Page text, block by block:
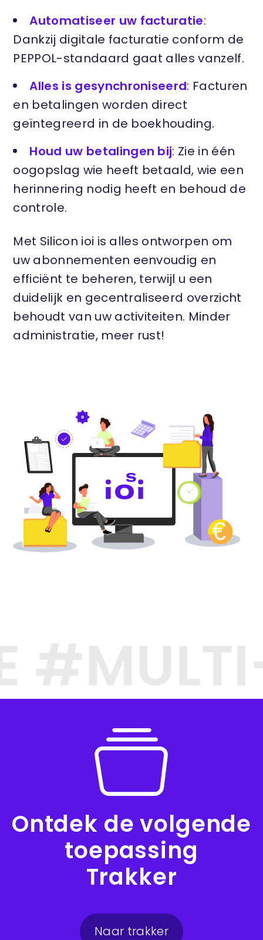
Automatiseer uw facturatie:
Dankzij digitale facturatie conform de
PEPPOL-standaard gaat alles vanzelf.
Alles is gesynchroniseerd: Facturen
en betalingen worden direct
geïntegreerd in de boekhouding.
Houd uw betalingen bij: Zie in één
oogopslag wie heeft betaald, wie een
herinnering nodig heeft en behoud de
controle.
Met Silicon ioi is alles ontworpen om
uw abonnementen eenvoudig en
efficiënt te beheren, terwijl u een
duidelijk en gecentraliseerd overzicht
behoudt van uw activiteiten. Minder
administratie, meer rust!
Ontdek de volgende
toepassing
Trakker
Naar trakker